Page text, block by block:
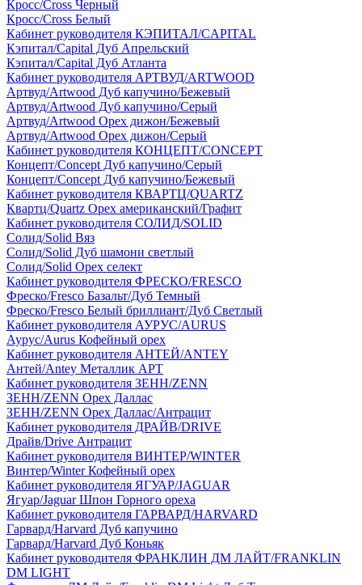
Кросс/Cross Черный
Кросс/Cross Белый
Кабинет руководителя КЭПИТАЛ/CAPITAL
Кэпитал/Capital Дуб Апрельский
Кэпитал/Capital Дуб Атланта
Кабинет руководителя АРТВУД/ARTWOOD
Артвуд/Artwood Дуб капучино/Бежевый
Артвуд/Artwood Дуб капучино/Серый
Артвуд/Artwood Орех дижон/Бежевый
Артвуд/Artwood Орех дижон/Серый
Кабинет руководителя КОНЦЕПТ/CONCEPT
Концепт/Concept Дуб капучино/Серый
Концепт/Concept Дуб капучино/Бежевый
Кабинет руководителя КВАРТЦ/QUARTZ
Квартц/Quartz Орех американский/Графит
Кабинет руководителя СОЛИД/SOLID
Солид/Solid Вяз
Солид/Solid Дуб шамони светлый
Солид/Solid Орех селект
Кабинет руководителя ФРЕСКО/FRESCO
Фреско/Fresco Базальт/Дуб Темный
Фреско/Fresco Белый бриллиант/Дуб Светлый
Кабинет руководителя АУРУС/AURUS
Аурус/Aurus Кофейный орех
Кабинет руководителя АНТЕЙ/ANTEY
Антей/Antey Металлик АРТ
Кабинет руководителя ЗЕНН/ZENN
ЗЕНН/ZENN Орех Даллас
ЗЕНН/ZENN Орех Даллас/Антрацит
Кабинет руководителя ДРАЙВ/DRIVE
Драйв/Drive Антрацит
Кабинет руководителя ВИНТЕР/WINTER
Винтер/Winter Кофейный орех
Кабинет руководителя ЯГУАР/JAGUAR
Ягуар/Jaguar Шпон Горного ореха
Кабинет руководителя ГАРВАРД/HARVARD
Гарвард/Harvard Дуб капучино
Гарвард/Harvard Дуб Коньяк
Кабинет руководителя ФРАНКЛИН ДМ ЛАЙТ/FRANKLIN
DM LIGHT